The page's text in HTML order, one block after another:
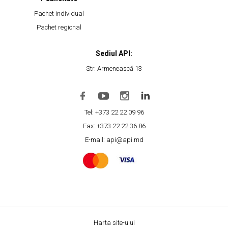
Pachet individual
Pachet regional
Sediul API:
Str. Armenească 13
Tel: +373 22 22 09 96
Fax: +373 22 22 36 86
E-mail: api@api.md
Harta site-ului